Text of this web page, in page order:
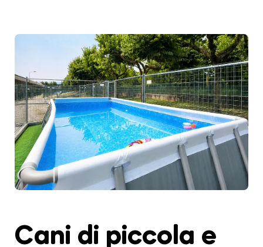
Cani di piccola e